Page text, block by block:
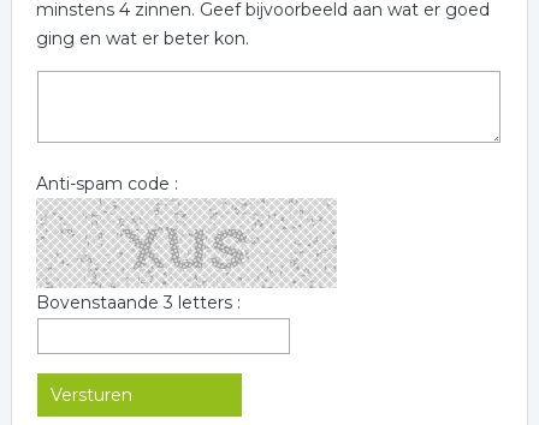
minstens 4 zinnen. Geef bijvoorbeeld aan wat er goed
ging en wat er beter kon.
Anti-spam code :
Bovenstaande 3 letters :